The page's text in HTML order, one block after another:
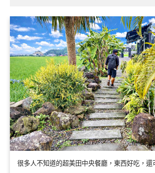
很多人不知道的超美田中央餐廳，東西好吃，還